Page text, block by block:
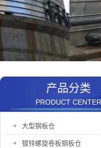
产品分类
PRODUCT CENTER
大型钢板仓
镀锌螺旋卷板钢板仓